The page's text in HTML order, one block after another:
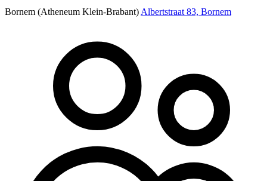
Bornem (Atheneum Klein-Brabant) Albertstraat 83, Bornem